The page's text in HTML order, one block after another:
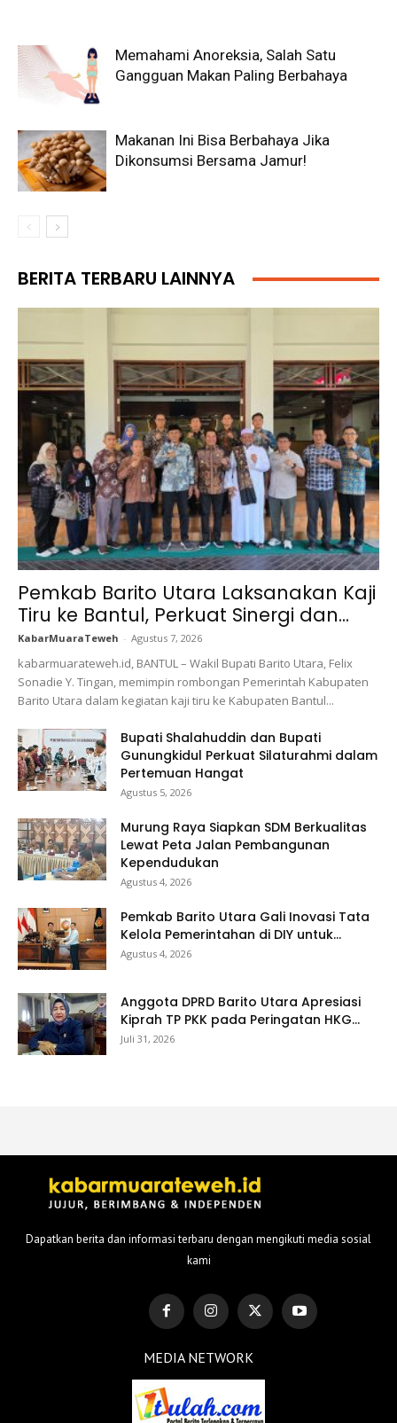
Memahami Anoreksia, Salah Satu
Gangguan Makan Paling Berbahaya
Makanan Ini Bisa Berbahaya Jika
Dikonsumsi Bersama Jamur!
BERITA TERBARU LAINNYA
Pemkab Barito Utara Laksanakan Kaji
Tiru ke Bantul, Perkuat Sinergi dan...
KabarMuaraTeweh - Agustus 7, 2026
kabarmuarateweh.id, BANTUL – Wakil Bupati Barito Utara, Felix
Sonadie Y. Tingan, memimpin rombongan Pemerintah Kabupaten
Barito Utara dalam kegiatan kaji tiru ke Kabupaten Bantul...
Bupati Shalahuddin dan Bupati
Gunungkidul Perkuat Silaturahmi dalam
Pertemuan Hangat
Agustus 5, 2026
Murung Raya Siapkan SDM Berkualitas
Lewat Peta Jalan Pembangunan
Kependudukan
Agustus 4, 2026
Pemkab Barito Utara Gali Inovasi Tata
Kelola Pemerintahan di DIY untuk...
Agustus 4, 2026
Anggota DPRD Barito Utara Apresiasi
Kiprah TP PKK pada Peringatan HKG...
Juli 31, 2026
Dapatkan berita dan informasi terbaru dengan mengikuti media sosial
kami
MEDIA NETWORK